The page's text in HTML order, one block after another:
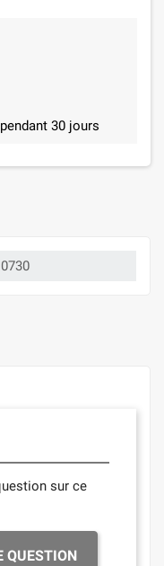
30 jours
sur ce
QUESTION